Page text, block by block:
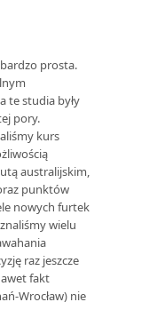
prosta.
te studia były
pory.
kurs
australijskim,
punktów
nowych furtek
wielu
raz jeszcze
fakt
Wrocław) nie